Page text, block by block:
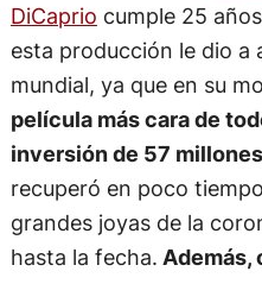
DiCaprio cumple 25
esta producción le dio a
mundial, ya que en su
película más cara de
inversión de 57
recuperó en poco
grandes joyas de la
hasta la fecha. Además,